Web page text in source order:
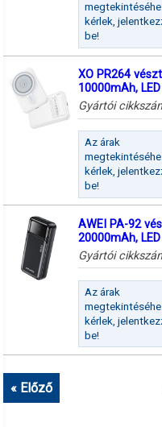
kérlek,
be!
XO PR264
10000mAh,
Gyártói
Az árak
kérlek,
be!
AWEI PA-92
20000mAh,
Gyártói
Az árak
kérlek,
be!
« Előző